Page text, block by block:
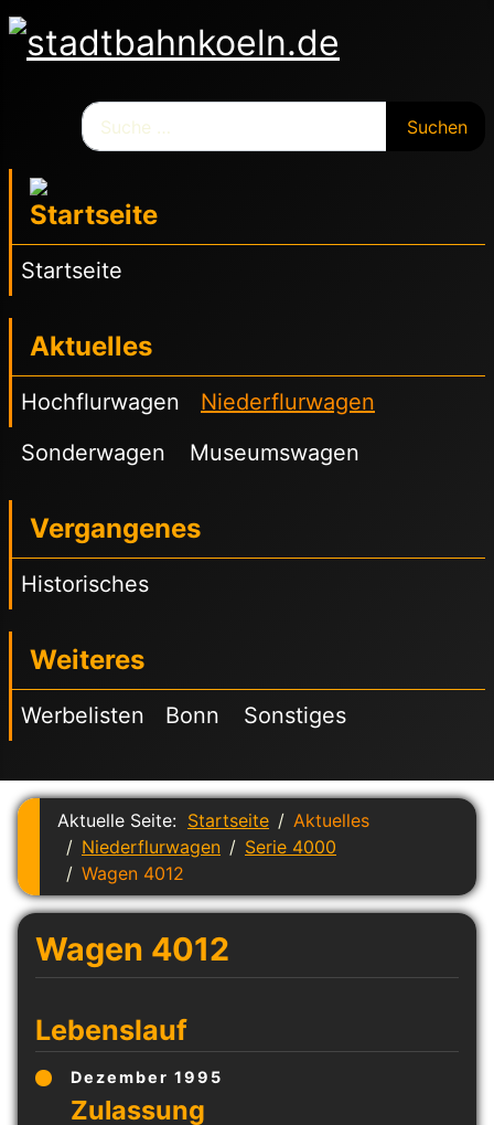
Suchen
Startseite
Aktuelles
Hochflurwagen
Niederflurwagen
Sonderwagen
Museumswagen
Vergangenes
Historisches
Weiteres
Werbelisten Bonn Sonstiges
Aktuelle Seite: Startseite
Aktuelles
Niederflurwagen
Serie 4000
Wagen 4012
Wagen 4012
Lebenslauf
Dezember 1995